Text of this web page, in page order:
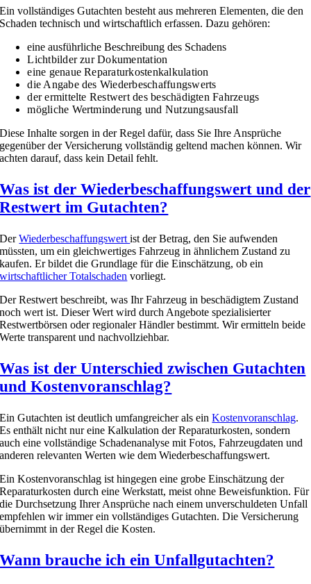
Ein vollständiges Gutachten besteht aus mehreren Elementen, die den
Schaden technisch und wirtschaftlich erfassen. Dazu gehören:
eine ausführliche Beschreibung des Schadens
Lichtbilder zur Dokumentation
eine genaue Reparaturkostenkalkulation
die Angabe des Wiederbeschaffungswerts
der ermittelte Restwert des beschädigten Fahrzeugs
mögliche Wertminderung und Nutzungsausfall
Diese Inhalte sorgen in der Regel dafür, dass Sie Ihre Ansprüche
gegenüber der Versicherung vollständig geltend machen können. Wir
achten darauf, dass kein Detail fehlt.
Was ist der Wiederbeschaffungswert und der
Restwert im Gutachten?
DerWiederbeschaffungswertist der Betrag, den Sie aufwenden
müssten, um ein gleichwertiges Fahrzeug in ähnlichem Zustand zu
kaufen. Er bildet die Grundlage für die Einschätzung, ob ein
wirtschaftlicher Totalschaden vorliegt.
Der Restwert beschreibt, was Ihr Fahrzeug in beschädigtem Zustand
noch wert ist. Dieser Wert wird durch Angebote spezialisierter
Restwertbörsen oder regionaler Händler bestimmt. Wir ermitteln beide
Werte transparent und nachvollziehbar.
Was ist der Unterschied zwischen Gutachten
und Kostenvoranschlag?
Ein Gutachten ist deutlich umfangreicher als einKostenvoranschlag.
Es enthält nicht nur eine Kalkulation der Reparaturkosten, sondern
auch eine vollständige Schadenanalyse mit Fotos, Fahrzeugdaten und
anderen relevanten Werten wie dem Wiederbeschaffungswert.
Ein Kostenvoranschlag ist hingegen eine grobe Einschätzung der
Reparaturkosten durch eine Werkstatt, meist ohne Beweisfunktion. Für
die Durchsetzung Ihrer Ansprüche nach einem unverschuldeten Unfall
empfehlen wir immer ein vollständiges Gutachten. Die Versicherung
übernimmt in der Regel die Kosten.
Wann brauche ich ein Unfallgutachten?